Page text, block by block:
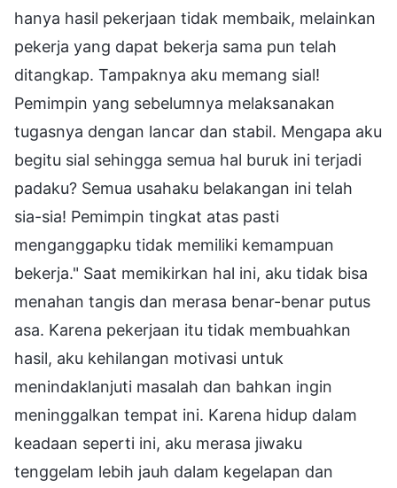
hanya hasil pekerjaan tidak membaik, melainkan
pekerja yang dapat bekerja sama pun telah
ditangkap. Tampaknya aku memang sial!
Pemimpin yang sebelumnya melaksanakan
tugasnya dengan lancar dan stabil. Mengapa aku
begitu sial sehingga semua hal buruk ini terjadi
padaku? Semua usahaku belakangan ini telah
sia-sia! Pemimpin tingkat atas pasti
menganggapku tidak memiliki kemampuan
bekerja." Saat memikirkan hal ini, aku tidak bisa
menahan tangis dan merasa benar-benar putus
asa. Karena pekerjaan itu tidak membuahkan
hasil, aku kehilangan motivasi untuk
menindaklanjuti masalah dan bahkan ingin
meninggalkan tempat ini. Karena hidup dalam
keadaan seperti ini, aku merasa jiwaku
tenggelam lebih jauh dalam kegelapan dan